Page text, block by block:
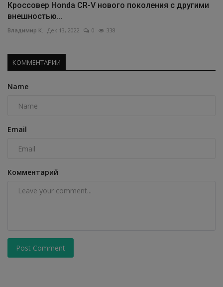
Кроссовер Honda CR-V нового поколения с другими
внешностью...
Владимир К. Дек 13, 2022 0 338
КОММЕНТАРИИ
Name
Email
Комментарий
Post Comment